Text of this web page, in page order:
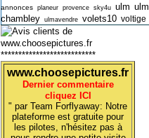
annonces planeur provence sky4u ulm ulm
chambley ulmavendre volets10 voltige
***************************
www.choosepictures.fr
Dernier commentaire
cliquez ICI
" par Team Forflyaway: Notre
plateforme est gratuite pour
les pilotes, n'hésitez pas à